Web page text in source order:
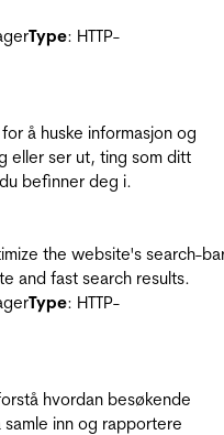
Type: HTTP-
å huske informasjon og
eller ser ut, ting som ditt
befinner deg i.
the website's search-
and fast search results.
Type: HTTP-
hvordan besøkende
inn og rapportere